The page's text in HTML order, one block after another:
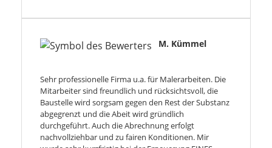
M. Kümmel
Sehr professionelle Firma u.a. für Malerarbeiten. Die
Mitarbeiter sind freundlich und rücksichtsvoll, die
Baustelle wird sorgsam gegen den Rest der Substanz
abgegrenzt und die Abeit wird gründlich
durchgeführt. Auch die Abrechnung erfolgt
nachvollziehbar und zu fairen Konditionen. Mir